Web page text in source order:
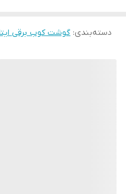
دسته‌بندی: گوشت کوب برقی